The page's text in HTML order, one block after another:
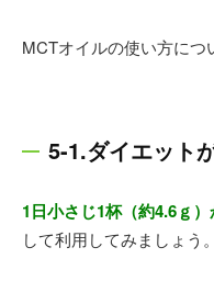
MCTオイルの使い方につ
5-1.ダイエット
1日小さじ1杯（約4.6ｇ
して利用してみましょう。